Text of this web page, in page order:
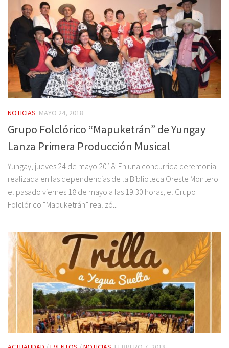
NOTICIAS MAYO 24, 2018
Grupo Folclórico “Mapuketrán” de Yungay
Lanza Primera Producción Musical
Yungay, jueves 24 de mayo 2018: En una concurrida ceremonia
realizada en las dependencias de la Biblioteca Oreste Montero
el pasado viernes 18 de mayo a las 19:30 horas, el Grupo
Folclórico “Mapuketrán” realizó...